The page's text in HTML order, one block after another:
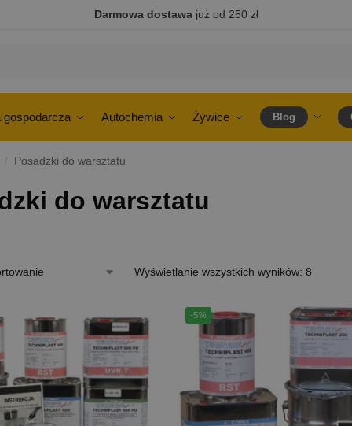
Darmowa dostawajuż od 250 zł
gospodarcza Autochemia Żywice Blog
/ Posadzki do warsztatu
do warsztatu
Wyświetlanie wszystkich wyników: 8
-5%